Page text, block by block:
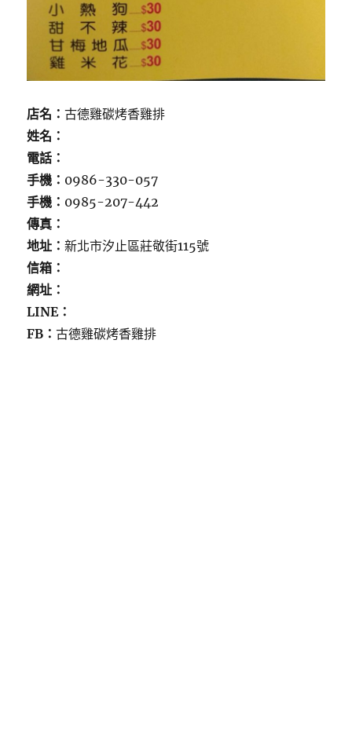
店名：古德雞碳烤香雞排
姓名：
電話：
手機： 0986-330-057
手機： 0985-207-442
傳真：
地址：新北市汐止區莊敬街115號
信箱：
網址：
LINE：
FB：古德雞碳烤香雞排